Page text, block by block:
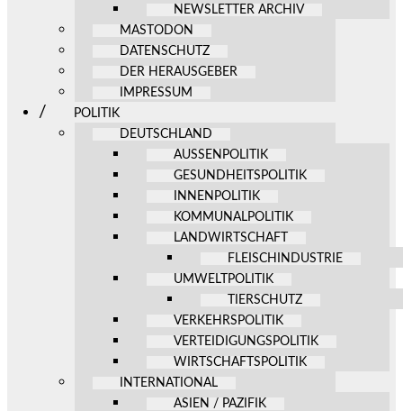
NEWSLETTER ARCHIV
MASTODON
DATENSCHUTZ
DER HERAUSGEBER
IMPRESSUM
POLITIK
DEUTSCHLAND
AUSSENPOLITIK
GESUNDHEITSPOLITIK
INNENPOLITIK
KOMMUNALPOLITIK
LANDWIRTSCHAFT
FLEISCHINDUSTRIE
UMWELTPOLITIK
TIERSCHUTZ
VERKEHRSPOLITIK
VERTEIDIGUNGSPOLITIK
WIRTSCHAFTSPOLITIK
INTERNATIONAL
ASIEN / PAZIFIK